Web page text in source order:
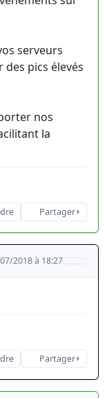
serveurs
pics élevés
nos
la
Partager
2018 à 18:27
Partager